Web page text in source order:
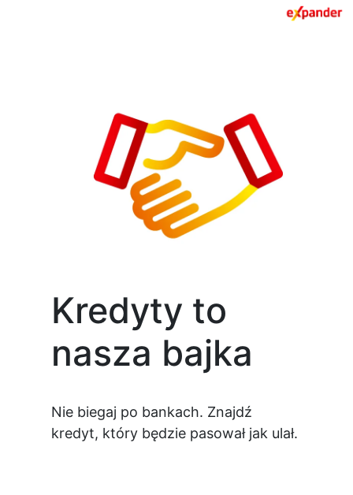
Kredyty to
nasza bajka
Nie biegaj po bankach. Znajdź
kredyt, który będzie pasował jak ulał.